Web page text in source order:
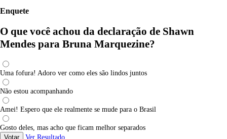
Enquete
O que você achou da declaração de Shawn
Mendes para Bruna Marquezine?
Uma fofura! Adoro ver como eles são lindos juntos
Não estou acompanhando
Amei! Espero que ele realmente se mude para o Brasil
Gosto deles, mas acho que ficam melhor separados
Votar
Ver Resultado